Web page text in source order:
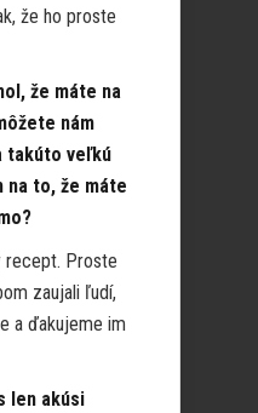
že ho proste
že máte na
nám
takúto veľkú
na to, že máte
recept. Proste
zaujali ľudí,
a ďakujeme im
len akúsi